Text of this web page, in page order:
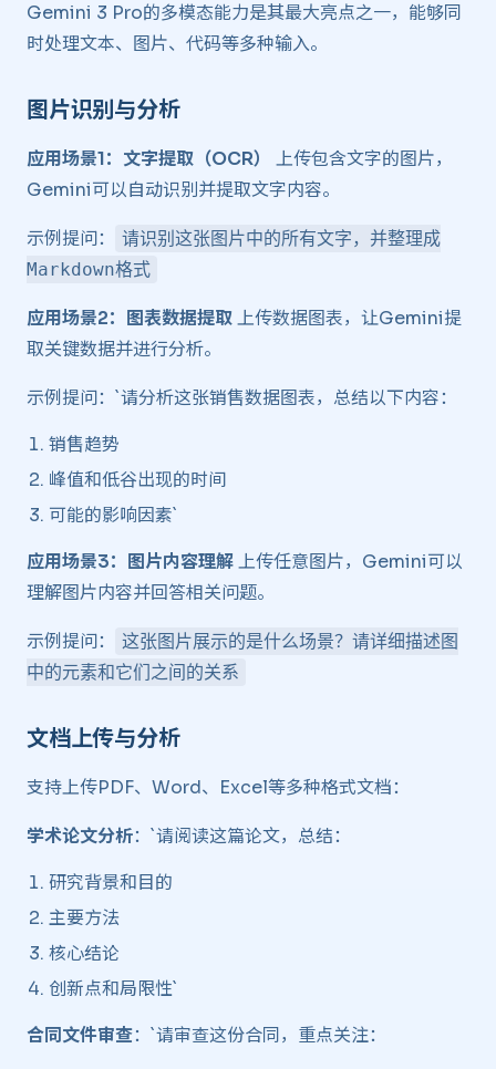
Gemini 3 Pro的多模态能力是其最大亮点之一，能够同
时处理文本、图片、代码等多种输入。
图片识别与分析 ​
应用场景1：文字提取（OCR）
上传包含文字的图片，
Gemini可以自动识别并提取文字内容。
示例提问：
请识别这张图片中的所有文字，并整理成
Markdown格式
应用场景2：图表数据提取上传数据图表，让Gemini提
取关键数据并进行分析。
示例提问：`请分析这张销售数据图表，总结以下内容：
销售趋势
峰值和低谷出现的时间
可能的影响因素`
应用场景3：图片内容理解上传任意图片，Gemini可以
理解图片内容并回答相关问题。
示例提问：
这张图片展示的是什么场景？请详细描述图
中的元素和它们之间的关系
文档上传与分析 ​
支持上传PDF、Word、Excel等多种格式文档：
学术论文分析：`请阅读这篇论文，总结：
研究背景和目的
主要方法
核心结论
创新点和局限性`
合同文件审查：`请审查这份合同，重点关注：